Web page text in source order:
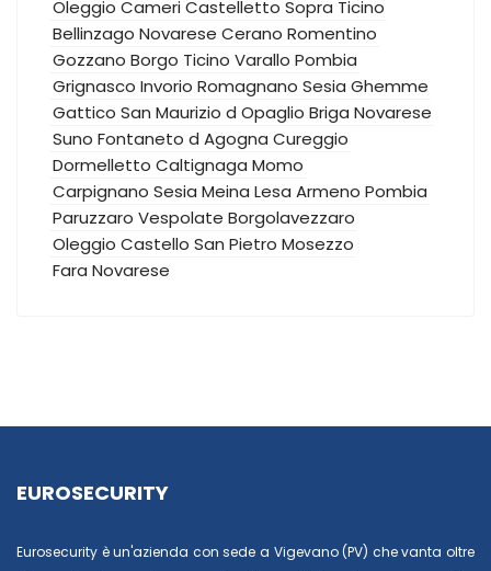
Oleggio CameriCastelletto Sopra Ticino
Bellinzago Novarese Cerano Romentino
Gozzano Borgo Ticino Varallo Pombia
Grignasco Invorio Romagnano Sesia Ghemme
Gattico San Maurizio d Opaglio Briga Novarese
Suno Fontaneto d Agogna Cureggio
Dormelletto Caltignaga Momo
Carpignano Sesia Meina Lesa Armeno Pombia
Paruzzaro Vespolate Borgolavezzaro
Oleggio Castello San Pietro Mosezzo
Fara Novarese
EUROSECURITY
Eurosecurity è un'azienda con sede a Vigevano (PV) che vanta oltre